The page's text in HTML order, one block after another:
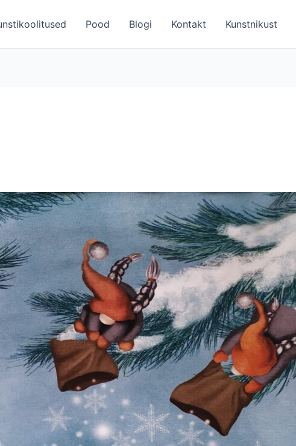
Pood Blogi Kontakt Kunstnikust